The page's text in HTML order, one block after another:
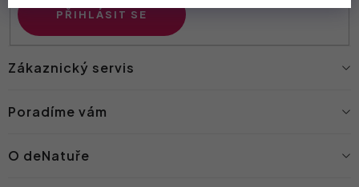
PŘIHLÁSIT SE
Zákaznický servis
Poradíme vám
O deNatuře